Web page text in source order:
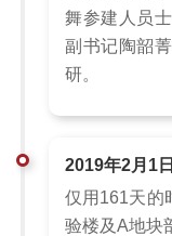
舞参建人员
副书记陶韶
研。
2019年2月1日
仅用161天的
验楼及A地块